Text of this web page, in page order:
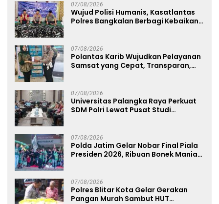
07/08/2026
Wujud Polisi Humanis, Kasatlantas
Polres Bangkalan Berbagi Kebaikan
07/08/2026
Polantas Karib Wujudkan Pelayanan
Samsat yang Cepat, Transparan,
07/08/2026
Universitas Palangka Raya Perkuat
SDM Polri Lewat Pusat Studi
07/08/2026
Polda Jatim Gelar Nobar Final Piala
Presiden 2026, Ribuan Bonek Mania
07/08/2026
Polres Blitar Kota Gelar Gerakan
Pangan Murah Sambut HUT